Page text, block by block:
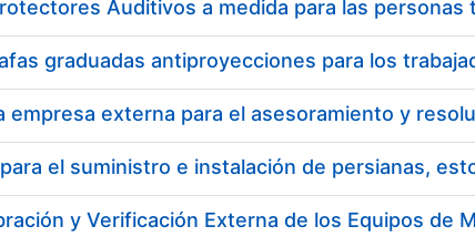
el suministro e instalación de persianas,